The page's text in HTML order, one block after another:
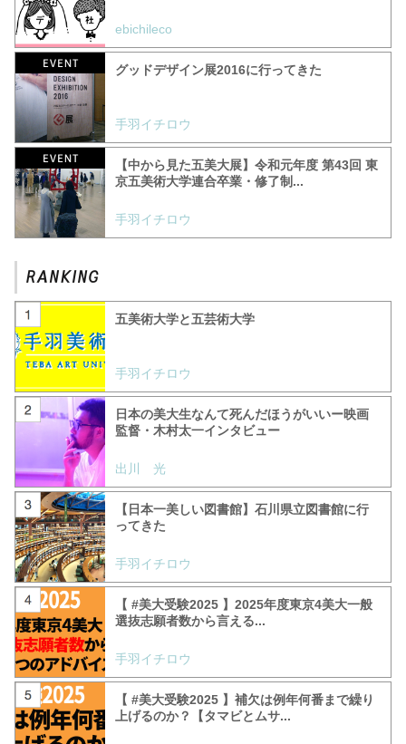
ebichileco
グッドデザイン展2016に行ってきた
手羽イチロウ
【中から見た五美大展】令和元年度 第43回 東
京五美術大学連合卒業・修了制...
手羽イチロウ
五美術大学と五芸術大学
手羽イチロウ
日本の美大生なんて死んだほうがいいー映画
監督・木村太一インタビュー
出川 光
【日本一美しい図書館】石川県立図書館に行
ってきた
手羽イチロウ
【 #美大受験2025 】2025年度東京4美大一般
選抜志願者数から言える...
手羽イチロウ
【 #美大受験2025 】補欠は例年何番まで繰り
上げるのか？【タマビとムサ...